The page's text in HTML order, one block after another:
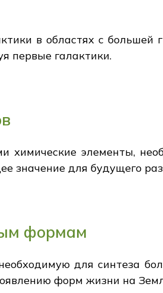
в областях с большей
первые галактики.
химические элементы,
значение для будущего
формам
для синтеза
форм жизни на